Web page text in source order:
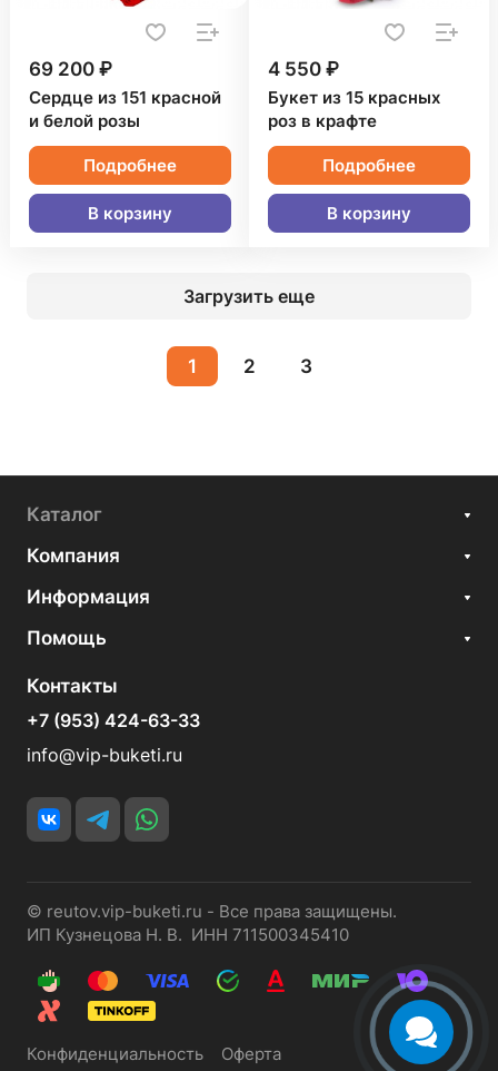
69 200 ₽
Сердце из 151 красной
и белой розы
Подробнее
В корзину
4 550 ₽
Букет из 15 красных
роз в крафте
Подробнее
В корзину
Загрузить еще
1 2 3
Каталог
Компания
Информация
Помощь
Контакты
+7 (953) 424-63-33
info@vip-buketi.ru
© reutov.vip-buketi.ru - Все права защищены.
ИП Кузнецова Н. В. ИНН 711500345410
Конфиденциальность Оферта